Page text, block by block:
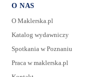
O NAS
O Maklerska.pl
Katalog wydawniczy
Spotkania w Poznaniu
Praca w maklerska.pl
E-mail: